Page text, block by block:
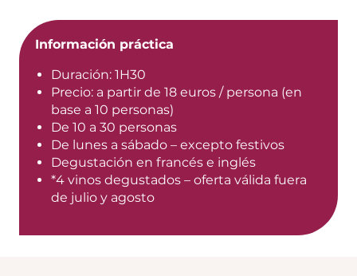
Información práctica
Duración: 1H30
Precio: a partir de 18 euros / persona (en
base a 10 personas)
De 10 a 30 personas
De lunes a sábado – excepto festivos
Degustación en francés e inglés
*4 vinos degustados – oferta válida fuera
de julio y agosto